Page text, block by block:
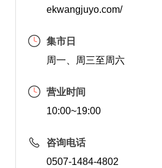
ekwangjuyo.com/
集市日
周一、周三至周六
营业时间
10:00~19:00
咨询电话
0507-1484-4802